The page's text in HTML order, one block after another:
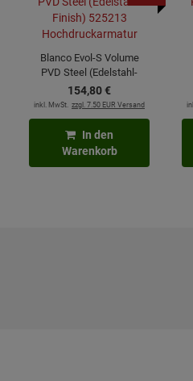
Blanco Evol-S Volume
PVD Steel (Edelstahl-
Finish) 525213
Hochdruckarmatur
154,80€
inkl. MwSt. zzgl. 7.50 EUR Versand
In den
Warenkorb